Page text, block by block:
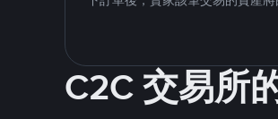
C2C 交易所